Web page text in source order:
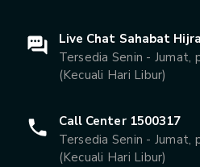
Live Chat Sahabat Hijra
Tersedia Senin -
(Kecuali Hari Libur)
Call Center 1500317
Tersedia Senin -
(Kecuali Hari Libur)